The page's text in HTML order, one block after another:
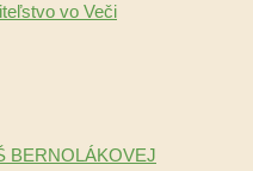
vo Veči
BERNOLÁKOVEJ